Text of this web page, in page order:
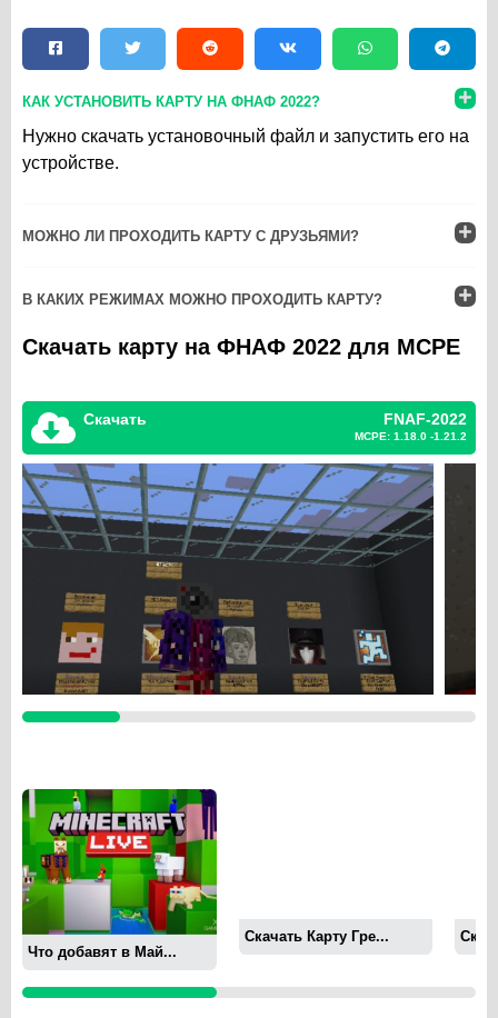
КАК УСТАНОВИТЬ КАРТУ НА ФНАФ 2022?
Нужно скачать установочный файл и запустить его на
устройстве.
МОЖНО ЛИ ПРОХОДИТЬ КАРТУ С ДРУЗЬЯМИ?
В КАКИХ РЕЖИМАХ МОЖНО ПРОХОДИТЬ КАРТУ?
Скачать карту на ФНАФ 2022 для MCPE
Скачать FNAF-2022
MCPE: 1.18.0 -1.21.2
Что добавят в Май...
Скачать Карту Гре...